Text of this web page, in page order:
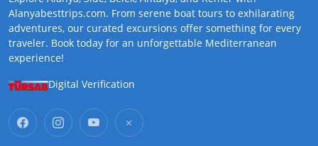
Alanyabesttrips.com. From serene boat tours to exhilarating
adventures, our curated excursions offer something for every
traveler. Book today for an unforgettable Mediterranean
experience!
Digital Verification